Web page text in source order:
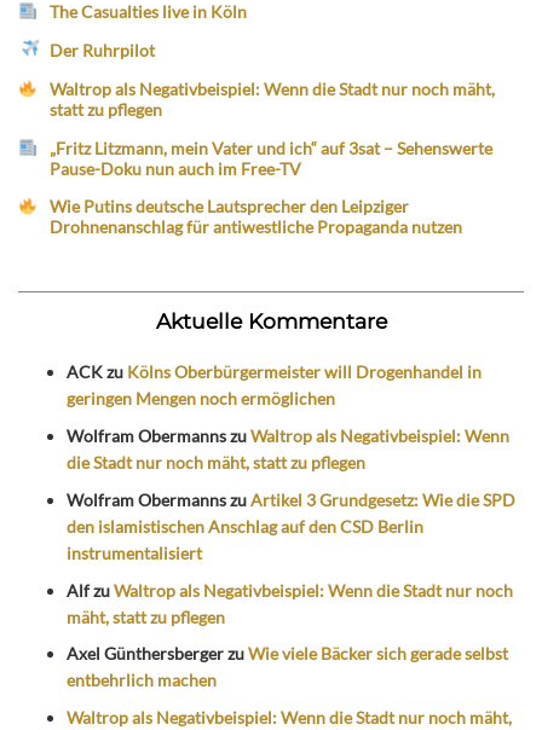
The Casualties live in Köln
Der Ruhrpilot
Waltrop als Negativbeispiel: Wenn die Stadt nur noch mäht,
statt zu pflegen
„Fritz Litzmann, mein Vater und ich“ auf 3sat – Sehenswerte
Pause-Doku nun auch im Free-TV
Wie Putins deutsche Lautsprecher den Leipziger
Drohnenanschlag für antiwestliche Propaganda nutzen
Aktuelle Kommentare
ACKzu Kölns Oberbürgermeister will Drogenhandel in
geringen Mengen noch ermöglichen
Wolfram ObermannszuWaltrop als Negativbeispiel: Wenn
die Stadt nur noch mäht, statt zu pflegen
Wolfram ObermannszuArtikel 3 Grundgesetz: Wie die SPD
den islamistischen Anschlag auf den CSD Berlin
instrumentalisiert
AlfzuWaltrop als Negativbeispiel: Wenn die Stadt nur noch
mäht, statt zu pflegen
Axel GünthersbergerzuWie viele Bäcker sich gerade selbst
entbehrlich machen
Waltrop als Negativbeispiel: Wenn die Stadt nur noch mäht,